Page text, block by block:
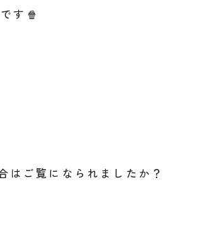
す 🍿
はご覧になられましたか？